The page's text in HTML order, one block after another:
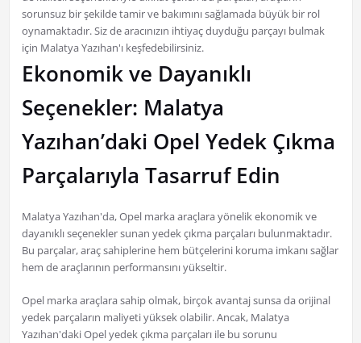
sorunsuz bir şekilde tamir ve bakımını sağlamada büyük bir rol
oynamaktadır. Siz de aracınızın ihtiyaç duyduğu parçayı bulmak
için Malatya Yazıhan'ı keşfedebilirsiniz.
Ekonomik ve Dayanıklı
Seçenekler: Malatya
Yazıhan’daki Opel Yedek Çıkma
Parçalarıyla Tasarruf Edin
Malatya Yazıhan'da, Opel marka araçlara yönelik ekonomik ve
dayanıklı seçenekler sunan yedek çıkma parçaları bulunmaktadır.
Bu parçalar, araç sahiplerine hem bütçelerini koruma imkanı sağlar
hem de araçlarının performansını yükseltir.
Opel marka araçlara sahip olmak, birçok avantaj sunsa da orijinal
yedek parçaların maliyeti yüksek olabilir. Ancak, Malatya
Yazıhan'daki Opel yedek çıkma parçaları ile bu sorunu